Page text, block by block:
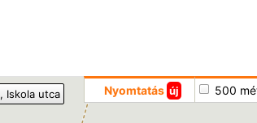
Nyomtatás új 500
, Iskola utca